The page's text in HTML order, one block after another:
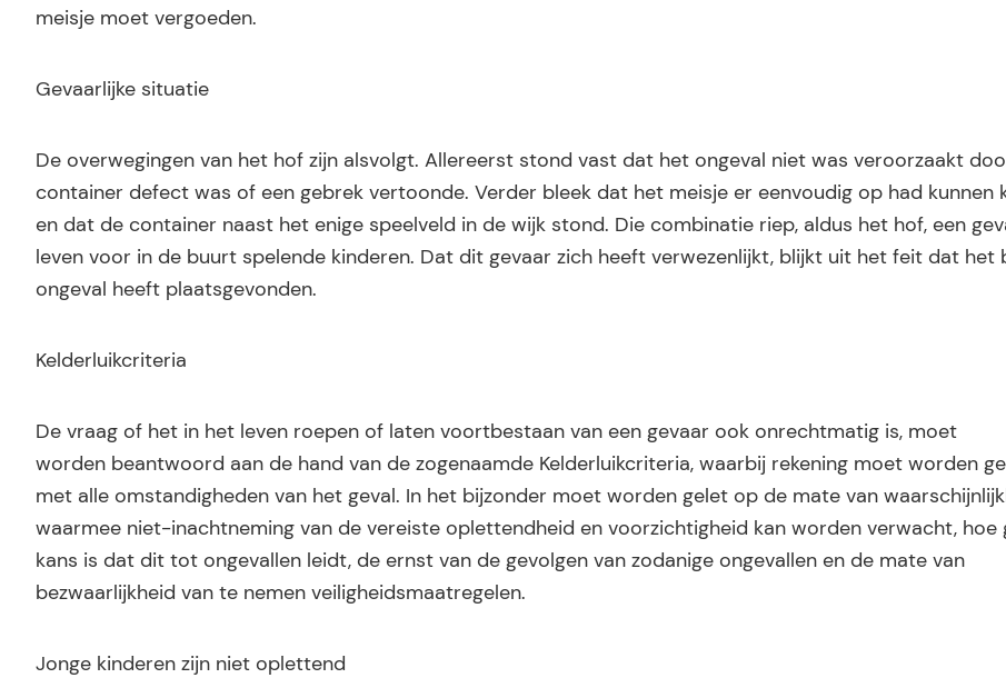
meisje moet vergoeden.
Gevaarlijke situatie
De overwegingen van het hof zijn alsvolgt. Allereerst stond vast dat het ongeval niet was veroorzaakt
container defect was of een gebrek vertoonde. Verder bleek dat het meisje er eenvoudig op had kunnen
en dat de container naast het enige speelveld in de wijk stond. Die combinatie riep, aldus het hof, een
leven voor in de buurt spelende kinderen. Dat dit gevaar zich heeft verwezenlijkt, blijkt uit het feit dat het
ongeval heeft plaatsgevonden.
Kelderluikcriteria
De vraag of het in het leven roepen of laten voortbestaan van een gevaar ook onrechtmatig is, moet
worden beantwoord aan de hand van de zogenaamde Kelderluikcriteria, waarbij rekening moet worden
met alle omstandigheden van het geval. In het bijzonder moet worden gelet op de mate van
waarmee niet-inachtneming van de vereiste oplettendheid en voorzichtigheid kan worden verwacht, hoe
kans is dat dit tot ongevallen leidt, de ernst van de gevolgen van zodanige ongevallen en de mate van
bezwaarlijkheid van te nemen veiligheidsmaatregelen.
Jonge kinderen zijn niet oplettend